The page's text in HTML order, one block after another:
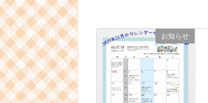
お知らせ